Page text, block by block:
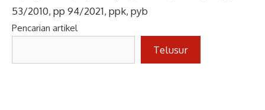
53/2010, pp 94/2021, ppk, pyb
Pencarian artikel
Telusur